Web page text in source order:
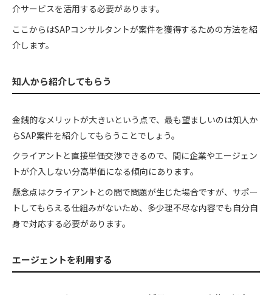
介サービスを活用する必要があります。
ここからはSAPコンサルタントが案件を獲得するための方法を紹
介します。
知人から紹介してもらう
金銭的なメリットが大きいという点で、最も望ましいのは知人か
らSAP案件を紹介してもらうことでしょう。
クライアントと直接単価交渉できるので、間に企業やエージェン
トが介入しない分高単価になる傾向にあります。
懸念点はクライアントとの間で問題が生じた場合ですが、サポー
トしてもらえる仕組みがないため、多少理不尽な内容でも自分自
身で対応する必要があります。
エージェントを利用する